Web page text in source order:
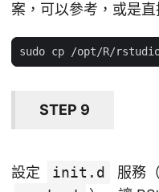
案，可以參考，或是
STEP 9
設定 init.d
服務